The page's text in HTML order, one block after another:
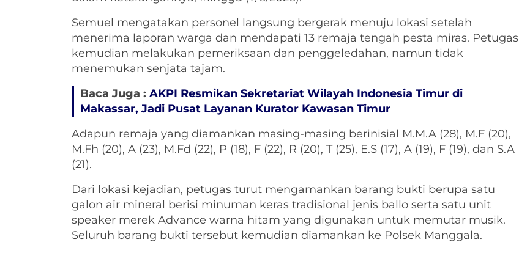
Semuel mengatakan personel langsung bergerak menuju lokasi setelah
menerima laporan warga dan mendapati 13 remaja tengah pesta miras. Petugas
kemudian melakukan pemeriksaan dan penggeledahan, namun tidak
menemukan senjata tajam.
Baca Juga : AKPI Resmikan Sekretariat Wilayah Indonesia Timur di
Makassar, Jadi Pusat Layanan Kurator Kawasan Timur
Adapun remaja yang diamankan masing-masing berinisial M.M.A (28), M.F (20),
M.Fh (20), A (23), M.Fd (22), P (18), F (22), R (20), T (25), E.S (17), A (19), F (19), dan S.A
(21).
Dari lokasi kejadian, petugas turut mengamankan barang bukti berupa satu
galon air mineral berisi minuman keras tradisional jenis ballo serta satu unit
speaker merek Advance warna hitam yang digunakan untuk memutar musik.
Seluruh barang bukti tersebut kemudian diamankan ke Polsek Manggala.